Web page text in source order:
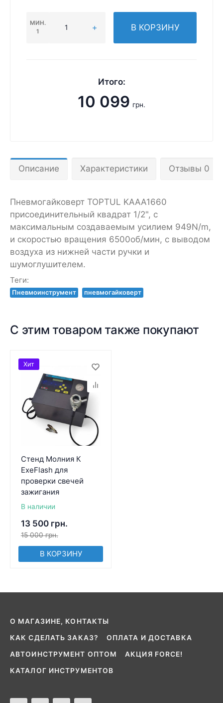
МИН.
1
В КОРЗИНУ
Итого:
10 099 грн.
Описание Характеристики Отзывы 0
Пневмогайковерт TOPTUL KAAA1660
присоединительный квадрат 1/2", с
максимальным создаваемым усилием 949N/m,
и скоростью вращения 6500об/мин, с выводом
воздуха из нижней части ручки и
шумоглушителем.
Теги:
Пневмоинструмент пневмогайковерт
С этим товаром также покупают
Стенд Молния К
ExeFlash для
проверки свечей
зажигания
В наличии
13 500 грн.
15 000 грн.
В КОРЗИНУ
Хит
О МАГАЗИНЕ, КОНТАКТЫ
КАК СДЕЛАТЬ ЗАКАЗ? ОПЛАТА И ДОСТАВКА
АВТОИНСТРУМЕНТ ОПТОМ АКЦИЯ FORCE!
КАТАЛОГ ИНСТРУМЕНТОВ